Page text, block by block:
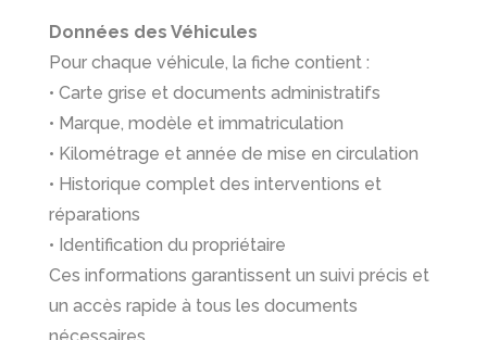
Données des Véhicules
Pour chaque véhicule, la fiche contient :
• Carte grise et documents administratifs
• Marque, modèle et immatriculation
• Kilométrage et année de mise en circulation
• Historique complet des interventions et
réparations
• Identification du propriétaire
Ces informations garantissent un suivi précis et
un accès rapide à tous les documents